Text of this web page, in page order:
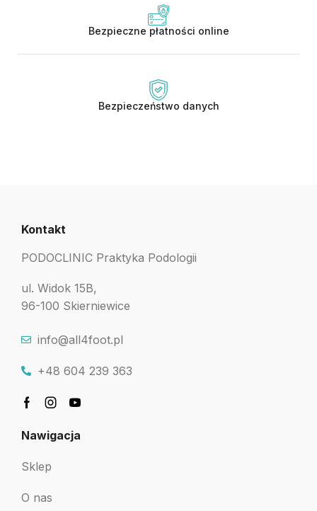
Bezpieczne płatności online
Bezpieczeństwo danych
Kontakt
PODOCLINIC Praktyka Podologii
ul. Widok 15B,
96-100 Skierniewice
info@all4foot.pl
+48 604 239 363
Nawigacja
Sklep
O nas